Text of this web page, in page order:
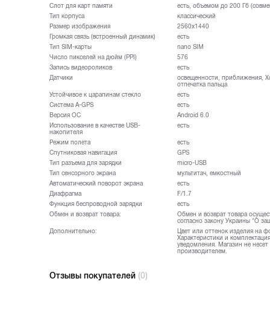
Слот для карт памяти
есть, объемом до 200 Гб
Тип корпуса
классический
Размер изображения
2560x1440
Громкая связь (встроенный динамик)
есть
Тип SIM-карты
nano SIM
Число пикселей на дюйм (PPI)
576
Запись видеороликов
есть
Датчики
освещенности, приближения,
отпечатка пальца
Устойчивое к царапинам стекло
есть
Cистема A-GPS
есть
Версия ОС
Android 6.0
Использование в качестве USB-
накопителя
есть
Режим полета
есть
Спутниковая навигация
GPS
Тип разъема для зарядки
micro-USB
Тип сенсорного экрана
мультитач, емкостный
Автоматический поворот экрана
есть
Диафрагма
F/1.7
Функция беспроводной зарядки
есть
Обмен и возврат товара:
Обмен и возврат товара
согласно закону Украины "О
Дополнительно:
Цвет или оттенок изделия на
Характеристики и
уведомления. Магазин не
производителем.
Отзывы покупателей (0)